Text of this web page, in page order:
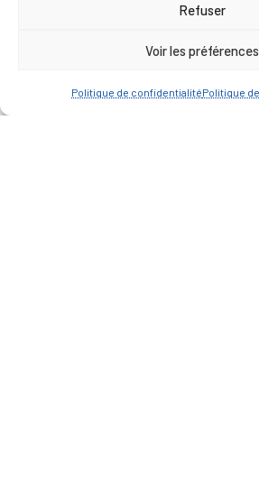
Refuser
Voir les préférences
Politique de confidentialitéPolitique